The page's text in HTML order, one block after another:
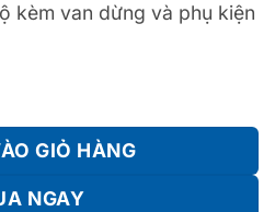
kèm van dừng và phụ kiện
van dừng và phụ kiện âm tường
GIỎ HÀNG
NGAY